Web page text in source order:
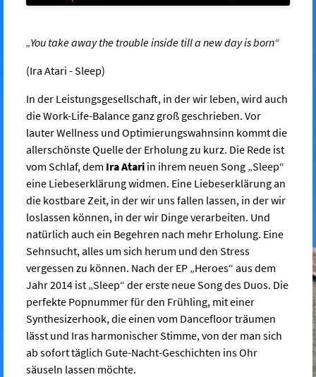
„You take away the trouble inside till a new day is born“
(Ira Atari - Sleep)
In der Leistungsgesellschaft, in der wir leben, wird auch
die Work-Life-Balance ganz groß geschrieben. Vor
lauter Wellness und Optimierungswahnsinn kommt die
allerschönste Quelle der Erholung zu kurz. Die Rede ist
vom Schlaf, dem Ira Atari in ihrem neuen Song „Sleep“
eine Liebeserklärung widmen. Eine Liebeserklärung an
die kostbare Zeit, in der wir uns fallen lassen, in der wir
loslassen können, in der wir Dinge verarbeiten. Und
natürlich auch ein Begehren nach mehr Erholung. Eine
Sehnsucht, alles um sich herum und den Stress
vergessen zu können. Nach der EP „Heroes“ aus dem
Jahr 2014 ist „Sleep“ der erste neue Song des Duos. Die
perfekte Popnummer für den Frühling, mit einer
Synthesizerhook, die einen vom Dancefloor träumen
lässt und Iras harmonischer Stimme, von der man sich
ab sofort täglich Gute-Nacht-Geschichten ins Ohr
säuseln lassen möchte.